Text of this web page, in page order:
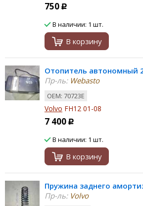
750 Р
В наличии: 1 шт.
В корзину
Отопитель автономный
Пр-ль:Webasto
ОЕМ: 70723E
Volvo FH12 01-08
7 400 Р
В наличии: 1 шт.
В корзину
Пружина заднего
Пр-ль:Volvo